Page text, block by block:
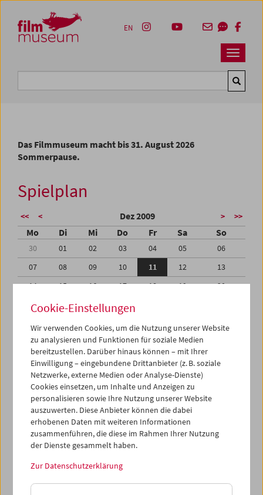
Zum Inhalt
Zum Hauptmenü
Zur Servicenavigation
Zum Suche
Navbar
EN
Das Filmmuseum macht bis 31. August 2026
Sommerpause.
Spielplan
<< < Dez 2009 > >>
Mo Di Mi Do Fr Sa So
30 01 02 03 04 05
06
07
08 09 10 11 12
13
14
15 16 17 18 19
20
21
22 23 24
28
30 01
03
04
05 06 07 08 09
iCalender
Programmheft-PDF
English language or subtitles
< Vorherige Woche
Mo 7.12.
Cookie-Einstellungen
Wir verwenden Cookies, um die Nutzung unserer Website
zu analysieren und Funktionen für soziale Medien
bereitzustellen. Darüber hinaus können – mit Ihrer
Einwilligung – eingebundene Drittanbieter (z. B. soziale
Netzwerke, externe Medien oder Analyse-Dienste)
Cookies einsetzen, um Inhalte und Anzeigen zu
personalisieren sowie Ihre Nutzung unserer Website
auszuwerten. Diese Anbieter können die dabei
erhobenen Daten mit weiteren Informationen
zusammenführen, die diese im Rahmen Ihrer Nutzung
der Dienste gesammelt haben.
Zur Datenschutzerklärung